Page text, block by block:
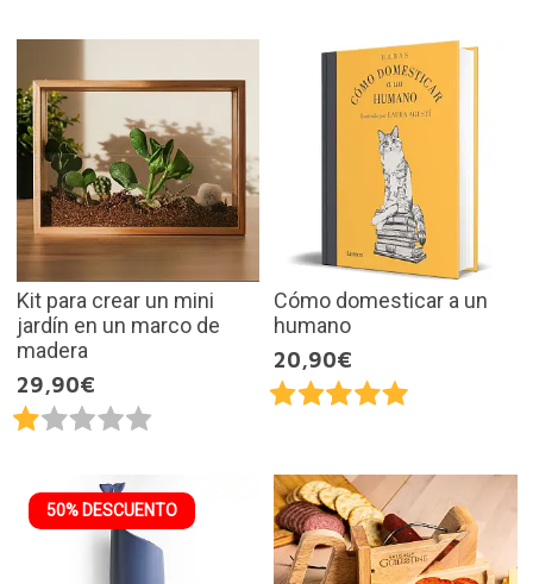
Kit para crear un mini
jardín en un marco de
madera
29,90€
Cómo domesticar a un
humano
20,90€
50% DESCUENTO